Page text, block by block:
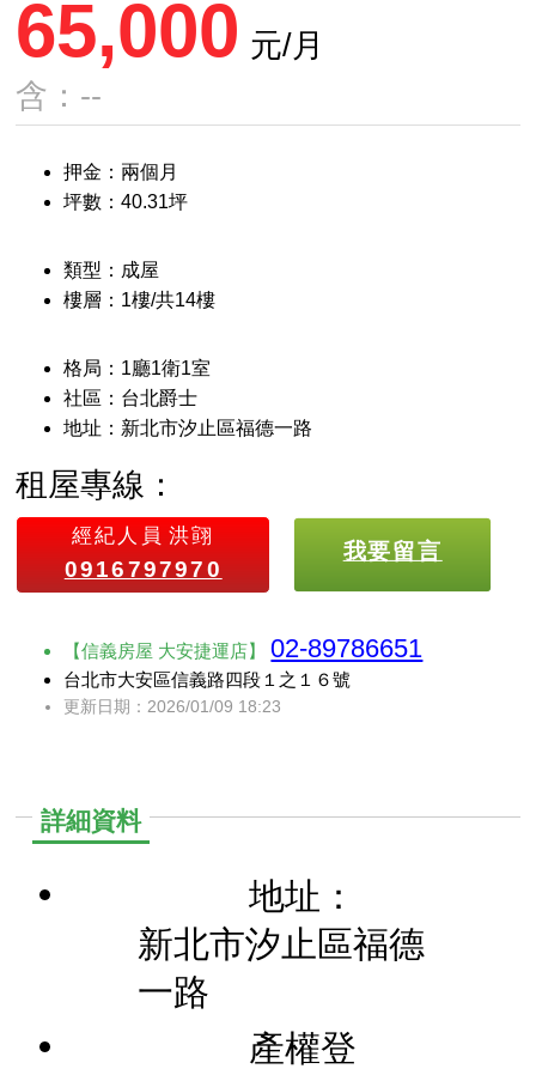
65,000 元/月
含：--
押金：兩個月
坪數：40.31坪
類型：成屋
樓層：1樓/共14樓
格局：1廳1衛1室
社區：台北爵士
地址：新北市汐止區福德一路
租屋專線：
經紀人員 洪翧
0916797970
我要留言
【信義房屋 大安捷運店】02-89786651
台北市大安區信義路四段１之１６號
更新日期：2026/01/09 18:23
詳細資料
地址：
新北市汐止區福德
一路
產權登